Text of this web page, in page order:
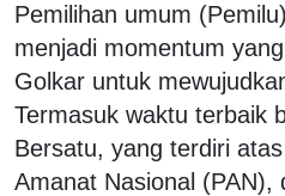
Pemilihan umum
menjadi momentum
Golkar untuk
Termasuk waktu terbaik
Bersatu, yang terdiri
Amanat Nasional (PAN),